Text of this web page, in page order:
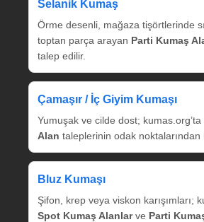
Selanik Kumaş
Örme desenli, mağaza tişörtlerinde
toptan parça arayan Parti Kumaş
talep edilir.
Çamaşır / İç Giyim Kumaşı
Yumuşak ve cilde dost; kumas.org’ta
Alan taleplerinin odak noktalarından
Bluz Kumaşı
Şifon, krep veya viskon karışımları;
Spot Kumaş Alanlarve Parti